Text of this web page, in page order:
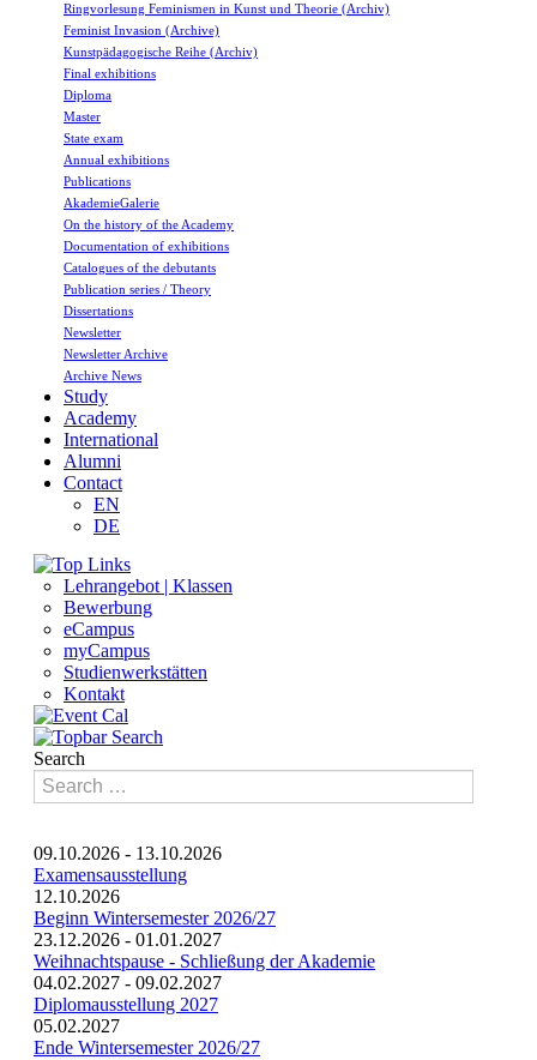
Ringvorlesung Feminismen in Kunst und Theorie (Archiv)
Feminist Invasion (Archive)
Kunstpädagogische Reihe (Archiv)
Final exhibitions
Diploma
Master
State exam
Annual exhibitions
Publications
AkademieGalerie
On the history of the Academy
Documentation of exhibitions
Catalogues of the debutants
Publication series / Theory
Dissertations
Newsletter
Newsletter Archive
Archive News
Study
Academy
International
Alumni
Contact
EN
DE
Lehrangebot | Klassen
Bewerbung
eCampus
myCampus
Studienwerkstätten
Kontakt
Search
09.10.2026 - 13.10.2026
Examensausstellung
12.10.2026
Beginn Wintersemester 2026/27
23.12.2026 - 01.01.2027
Weihnachtspause - Schließung der Akademie
04.02.2027 - 09.02.2027
Diplomausstellung 2027
05.02.2027
Ende Wintersemester 2026/27